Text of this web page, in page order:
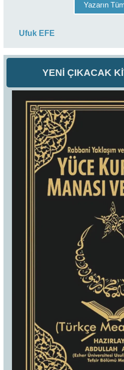
YENİ ÇIKACAK
Yazarın
Ufuk EFE